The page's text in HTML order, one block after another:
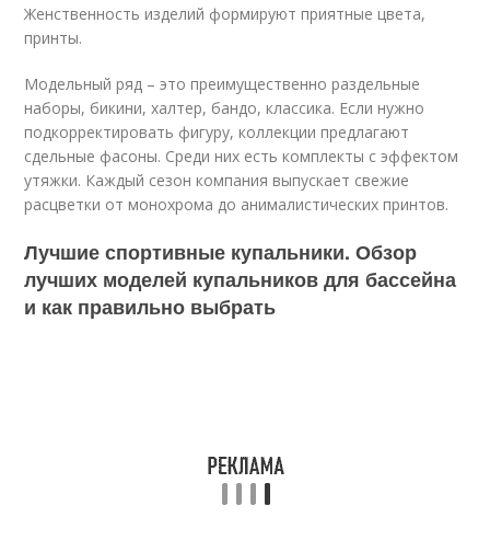
Женственность изделий формируют приятные цвета,
принты.
Модельный ряд – это преимущественно раздельные
наборы, бикини, халтер, бандо, классика. Если нужно
подкорректировать фигуру, коллекции предлагают
сдельные фасоны. Среди них есть комплекты с эффектом
утяжки. Каждый сезон компания выпускает свежие
расцветки от монохрома до анималистических принтов.
Лучшие спортивные купальники. Обзор
лучших моделей купальников для бассейна
и как правильно выбрать